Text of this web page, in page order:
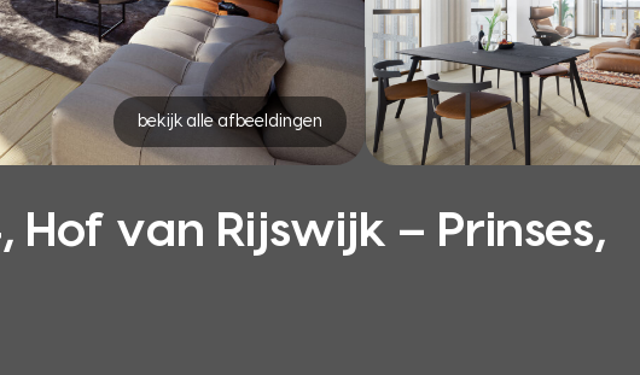
bekijk alle afbeeldingen
Hof van Rijswijk – Prinses,